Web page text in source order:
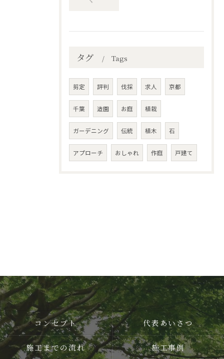
タグ Tags
剪定 評判 伐採 求人 京都
千葉 造園 お庭 植栽
ガーデニング 伝統 植木 石
アプローチ おしゃれ 作庭 戸建て
コンセプト 代表あいさつ
施工までの流れ 施工事例